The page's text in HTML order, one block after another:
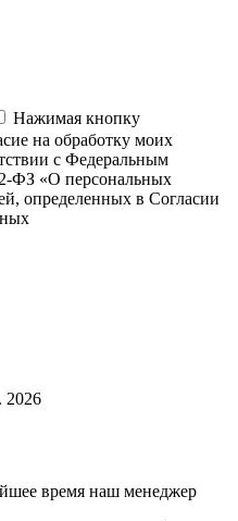
Нажимая кнопку
на обработку моих
с Федеральным
ФЗ «О персональных
определенных в Согласии
2026
время наш менеджер